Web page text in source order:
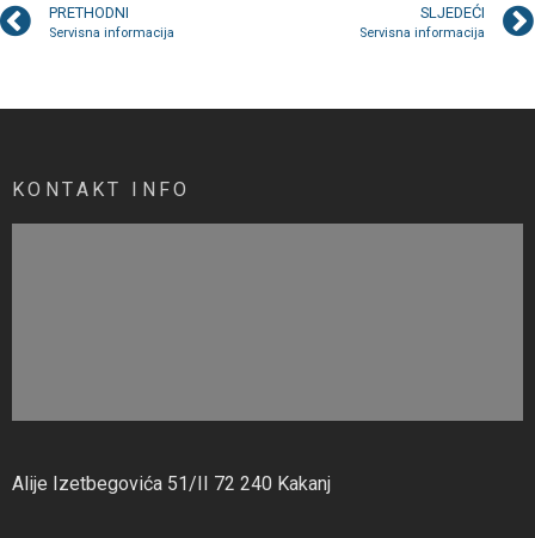
PRETHODNI
Servisna informacija
SLJEDEĆI
Servisna informacija
KONTAKT INFO
Alije Izetbegovića 51/II 72 240 Kakanj